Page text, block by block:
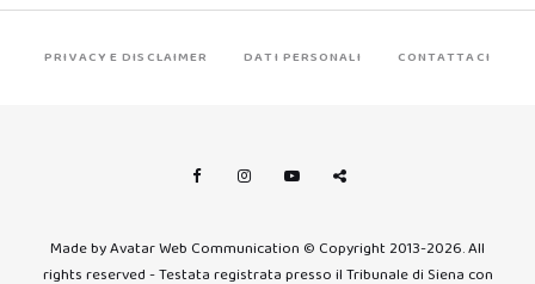
PRIVACY E DISCLAIMER DATI PERSONALI CONTATTACI
Made by Avatar Web Communication © Copyright 2013-2026. All
rights reserved - Testata registrata presso il Tribunale di Siena con